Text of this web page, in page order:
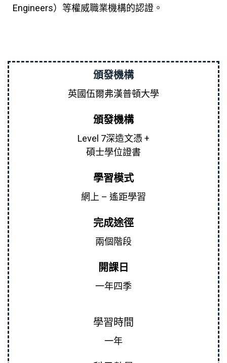
Engineers）等權威職業機構的認證。
頒發機構
英國伍爾弗漢普頓大學
頒發機構
Level 7深造文憑 +
碩士學位證書
學習模式
網上 – 遙距學習
完成途徑
兩個階段
開課日
一年四季
學習時間
一年